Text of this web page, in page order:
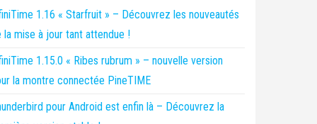
1.16 « Starfruit » – Découvrez les nouveautés
la mise à jour tant attendue !
1.15.0 « Ribes rubrum » – nouvelle version
la montre connectée PineTIME
pour Android est enfin là – Découvrez la